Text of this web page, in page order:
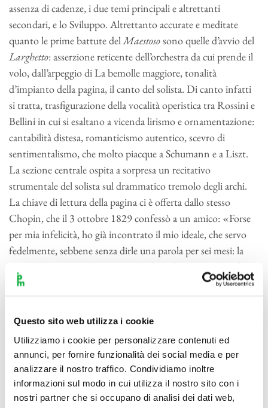
Questo sito web utilizza i cookie
Utilizziamo i cookie per personalizzare contenuti ed
annunci, per fornire funzionalità dei social media e per
analizzare il nostro traffico. Condividiamo inoltre
informazioni sul modo in cui utilizza il nostro sito con i
nostri partner che si occupano di analisi dei dati web,
assenza di cadenze, i due temi principali e altrettanti
secondari, e lo Sviluppo. Altrettanto accurate e meditate
quanto le prime battute delMaestososono quelle d’avvio del
Larghetto: asserzione reticente dell’orchestra da cui prende il
volo, dall’arpeggio di La bemolle maggiore, tonalità
d’impianto della pagina, il canto del solista. Di canto infatti
si tratta, trasfigurazione della vocalità operistica tra Rossini e
Bellini in cui si esaltano a vicenda lirismo e ornamentazione:
cantabilità distesa, romanticismo autentico, scevro di
sentimentalismo, che molto piacque a Schumann e a Liszt.
La sezione centrale ospita a sorpresa un recitativo
strumentale del solista sul drammatico tremolo degli archi.
La chiave di lettura della pagina ci è offerta dallo stesso
Chopin, che il 3 ottobre 1829 confessò a un amico: «Forse
per mia infelicità, ho già incontrato il mio ideale, che servo
fedelmente, sebbene senza dirle una parola per sei mesi: la
sogno di notte e mi ha ispirato l’
Adagio [recte Larghetto ] del
mio
». Si trattava di Konstancja Gladkowska,
timido ammiratore. L’Allegro vivace
se il primo tema arieggia a un valzer, il secondo è a ritmo di
mazurka, finché l’euforica coda, con l’ultimo acceso contrasto
di questo concerto dai tanti colori, non capovolge il modo in
maggiore.